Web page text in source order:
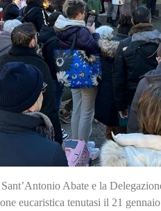
Abate e la
eucaristica tenutasi il 21